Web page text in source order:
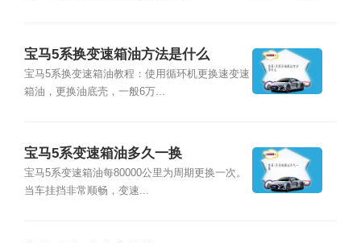
宝马5系换变速箱油方法是什么
宝马5系换变速箱油教程：使用循环机更换速变速
箱油，更换油底壳，一般6万...
宝马5系变速箱油多久一换
宝马5系变速箱油每80000公里为周期更换一次。
当车挂挡非常顺畅，变速...